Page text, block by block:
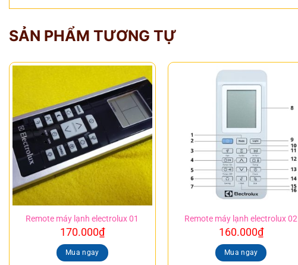
SẢN PHẨM TƯƠNG TỰ
Remote máy lạnh electrolux 01
170.000₫
Mua ngay
Remote máy lạnh electrolux 02
160.000₫
Mua ngay